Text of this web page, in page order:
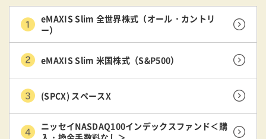
eMAXIS Slim 全世界株式（オール・カントリ
ー）
eMAXIS Slim 米国株式（S&P500）
(SPCX) スペースX
ニッセイNASDAQ100インデックスファンド＜購